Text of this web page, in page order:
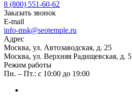
8 (800) 551-60-62
Заказать звонок
E-mail
info-msk@seotemple.ru
Адрес
Москва, ул. Автозаводская, д. 25
Москва, ул. Верхняя Радищевская, д. 5
Режим работы
Пн. – Пт.: с 10:00 до 19:00